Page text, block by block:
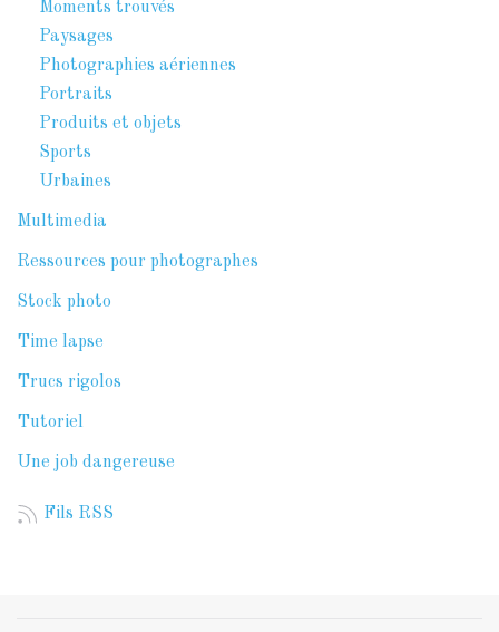
Moments trouvés
Paysages
Photographies aériennes
Portraits
Produits et objets
Sports
Urbaines
Multimedia
Ressources pour photographes
Stock photo
Time lapse
Trucs rigolos
Tutoriel
Une job dangereuse
Fils RSS